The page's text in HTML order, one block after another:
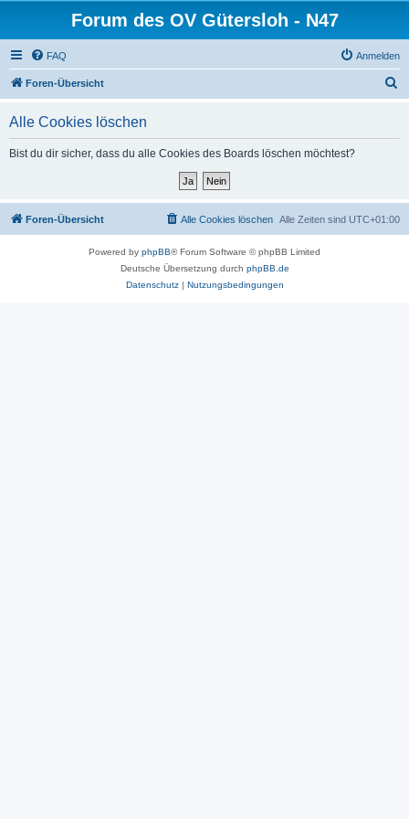
Forum des OV Gütersloh - N47
FAQ Anmelden
Foren-Übersicht
Alle Cookies löschen
Bist du dir sicher, dass du alle Cookies des Boards löschen möchtest?
Foren-Übersicht Alle Zeiten sind UTC+01:00
Alle Cookies löschen
Powered by phpBB® Forum Software © phpBB Limited
Deutsche Übersetzung durch phpBB.de
Datenschutz| Nutzungsbedingungen